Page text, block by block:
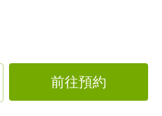
前往預約